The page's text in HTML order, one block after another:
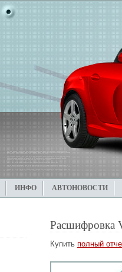
ИНФО АВТОНОВОСТИ
Расшифровка
Купить полный